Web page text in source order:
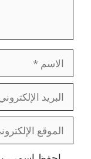
الاسم
البريد
الإلكتروني
الموقع
الإلكتروني